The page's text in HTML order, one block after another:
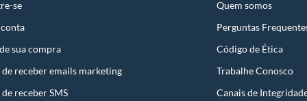
ou no Centro de Distribuição, o atendente
em quaisquer das lojas ou no Centro de
condições de uso;
se
sua compra
receber emails marketing
receber SMS
Quem somos
Perguntas
Código de Ética
Trabalhe Conosco
Canais de